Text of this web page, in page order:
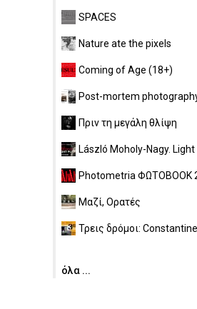
SPACES
Nature ate the pixels
Coming of Age (18+)
Post-mortem
Πριν τη μεγάλη θλίψη
László Moholy-Nagy. Light
Photometria ΦΩΤΟBOOK
Μαζί, Ορατές
Τρεις δρόμοι: Constantine
όλα ...